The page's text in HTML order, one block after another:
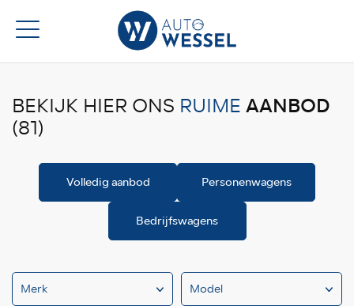
BEKIJK HIER ONS RUIMEAANBOD
(81)
Volledig aanbod Personenwagens
Bedrijfswagens